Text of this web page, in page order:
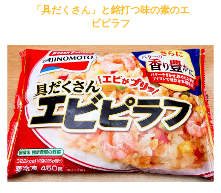
「具だくさん」と銘打つ味の素のエ
ビピラフ